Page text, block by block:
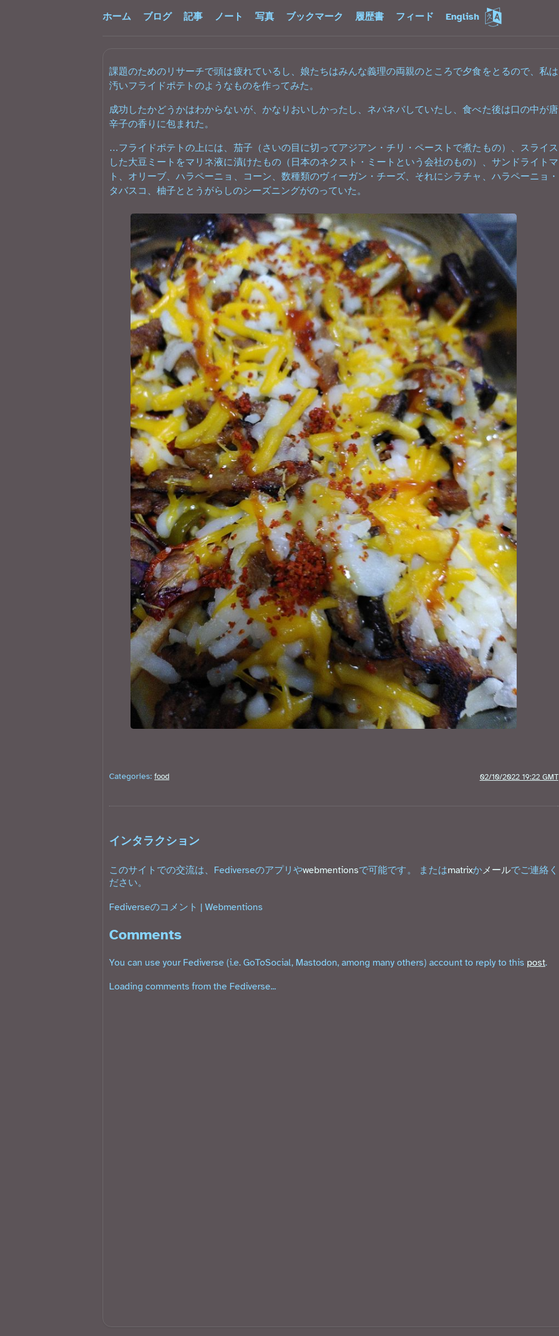
ホーム ブログ 記事 ノート 写真 ブックマーク 履歴書 フィード English
課題のためのリサーチで頭は疲れているし、娘たちはみんな義理の両親のところで夕食をとるので、私は
汚いフライドポテトのようなものを作ってみた。
成功したかどうかはわからないが、かなりおいしかったし、ネバネバしていたし、食べた後は口の中が唐
辛子の香りに包まれた。
…フライドポテトの上には、茄子（さいの目に切ってアジアン・チリ・ペーストで煮たもの）、スライス
した大豆ミートをマリネ液に漬けたもの（日本のネクスト・ミートという会社のもの）、サンドライトマ
ト、オリーブ、ハラペーニョ、コーン、数種類のヴィーガン・チーズ、それにシラチャ、ハラペーニョ・
タバスコ、柚子ととうがらしのシーズニングがのっていた。
Categories: food 02/10/2022 19:22 GMT
インタラクション
このサイトでの交流は、Fediverseのアプリやwebmentionsで可能です。 またはmatrixかメールでご連絡く
ださい。
Fediverseのコメント | Webmentions
Comments
You can use your Fediverse (i.e. GoToSocial, Mastodon, among many others) account to reply to this post.
Loading comments from the Fediverse...